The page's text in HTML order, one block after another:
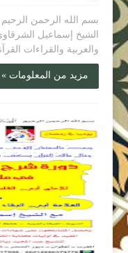
بسم الله الرحمن
الشيخ إسماعيل
والعربية والقراءات
مزيد من المعلومات »